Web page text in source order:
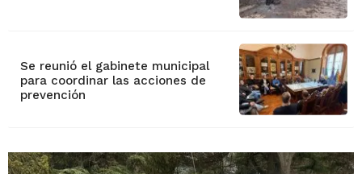
Se reunió el gabinete municipal
para coordinar las acciones de
prevención